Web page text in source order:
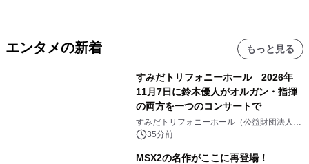
エンタメの新着 もっと見る
すみだトリフォニーホール 2026年
11月7日に鈴木優人がオルガン・指揮
の両方を一つのコンサートで
すみだトリフォニーホール（公益財団法人墨
田区文化振興財団）
35分前
MSX2の名作がここに再登場！